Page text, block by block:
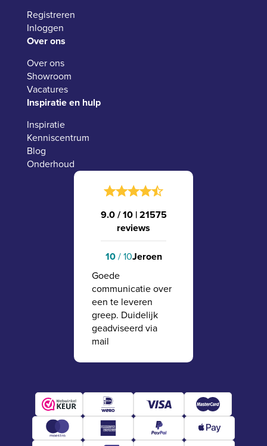
Registreren
Inloggen
Over ons
Over ons
Showroom
Vacatures
Inspiratie en hulp
Inspiratie
Kenniscentrum
Blog
Onderhoud
9.0 / 10 |21575
reviews
10/ 10Jeroen
Goede
communicatie over
een te leveren
greep. Duidelijk
geadviseerd via
mail